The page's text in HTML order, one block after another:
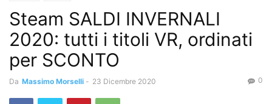
Steam SALDI INVERNALI
2020: tutti i titoli VR, ordinati
per SCONTO
Da Massimo Morselli - 23 Dicembre 2020 0